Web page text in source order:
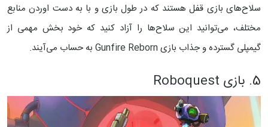
سلاح‌های بازی قفل هستند که در طول بازی و با به دست اوردن منابع
مختلف، می‌توانید این سلاح‌ها را آزاد کنید که خود بخش مهمی از
گیمپلی گسترده و جذاب بازی Gunfire Reborn به حساب می‌آیند.
5. بازی Roboquest